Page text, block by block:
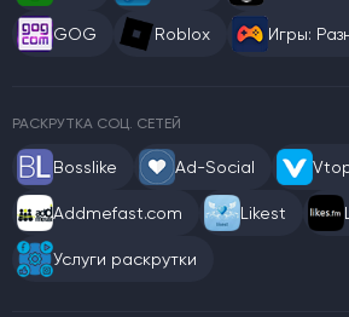
GOG Roblox Игры:
РАСКРУТКА СОЦ. СЕТЕЙ
Bosslike Ad-Social
Addmefast.com Likest
Услуги раскрутки